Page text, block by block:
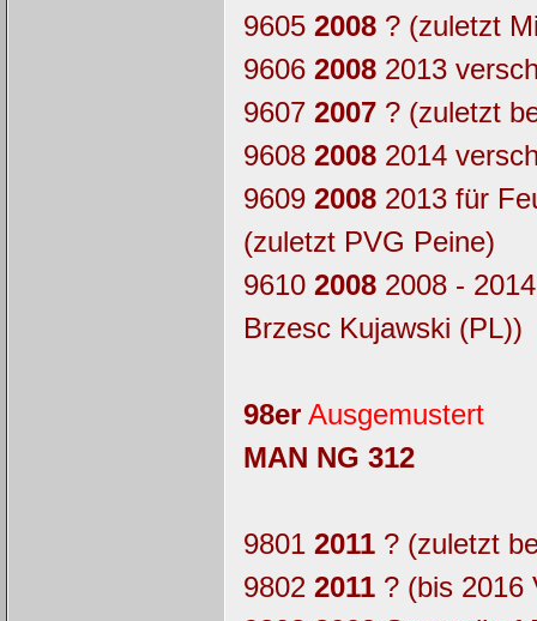
9605 2008? (zuletzt
9606 20082013
9607 2007? (zuletzt
9608 20082014
9609 20082013 für
(zuletzt PVG Peine)
9610 20082008 -
Brzesc Kujawski (PL))
98er Ausgemustert
MAN NG 312
9801 2011? (zuletzt
9802 2011? (bis 2016